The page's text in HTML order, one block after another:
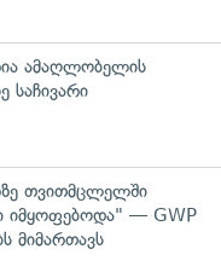
ამაღლობელის
საჩივარი
თვითმცლელში
იმყოფებოდა" — GWP
მიმართავს